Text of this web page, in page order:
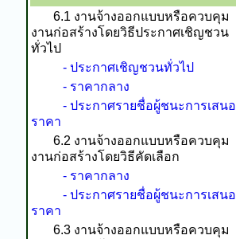
6.1 งานจ้างออกแบบหรือควบคุม
งานก่อสร้างโดยวิธีประกาศเชิญชวน
ทั่วไป
- ประกาศเชิญชวนทั่วไป
- ราคากลาง
- ประกาศรายชื่อผู้ชนะการเสนอ
ราคา
6.2 งานจ้างออกแบบหรือควบคุม
งานก่อสร้างโดยวิธีคัดเลือก
- ราคากลาง
- ประกาศรายชื่อผู้ชนะการเสนอ
ราคา
6.3 งานจ้างออกแบบหรือควบคุม